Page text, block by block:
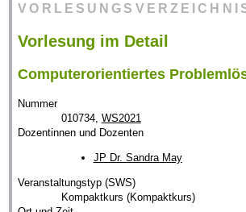
Vorlesung im Detail
Computerorientiertes
Nummer
010734, WS2021
Dozentinnen und Dozenten
JP Dr. Sandra May
Veranstaltungstyp (SWS)
Kompaktkurs (Kompaktkurs)